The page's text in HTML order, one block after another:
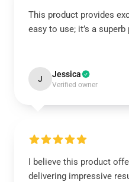
This product provides
easy to use; it’s a superb
J Jessica
Verified owner
I believe this product
delivering impressive